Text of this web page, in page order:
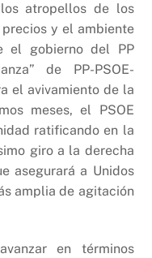
atropellos de los
y el ambiente
el gobierno del PP
de PP-PSOE-
el avivamiento de la
meses, el PSOE
ratificando en la
giro a la derecha
asegurará a Unidos
amplia de agitación
en términos